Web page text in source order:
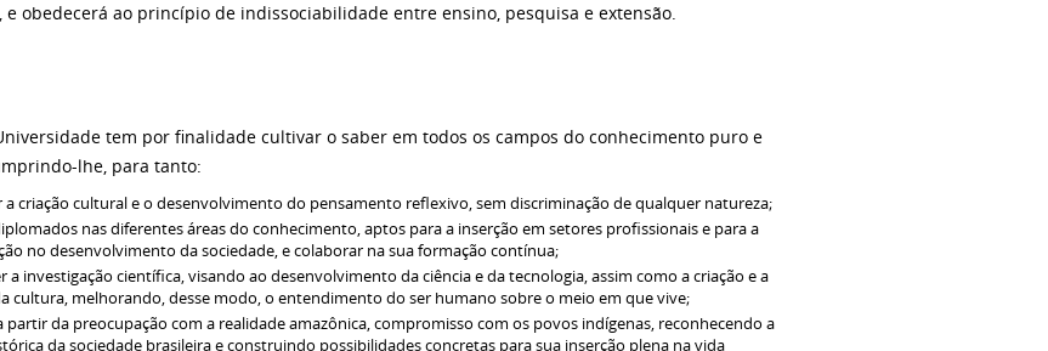
obedecerá ao princípio de indissociabilidade entre ensino, pesquisa e extensão.
tem por finalidade cultivar o saber em todos os campos do conhecimento puro e
lhe, para tanto:
a criação cultural e o desenvolvimento do pensamento reflexivo, sem discriminação de qualquer natureza;
nas diferentes áreas do conhecimento, aptos para a inserção em setores profissionais e para a
no desenvolvimento da sociedade, e colaborar na sua formação contínua;
a investigação científica, visando ao desenvolvimento da ciência e da tecnologia, assim como a criação e a
cultura, melhorando, desse modo, o entendimento do ser humano sobre o meio em que vive;
partir da preocupação com a realidade amazônica, compromisso com os povos indígenas, reconhecendo a
da sociedade brasileira e construindo possibilidades concretas para sua inserção plena na vida